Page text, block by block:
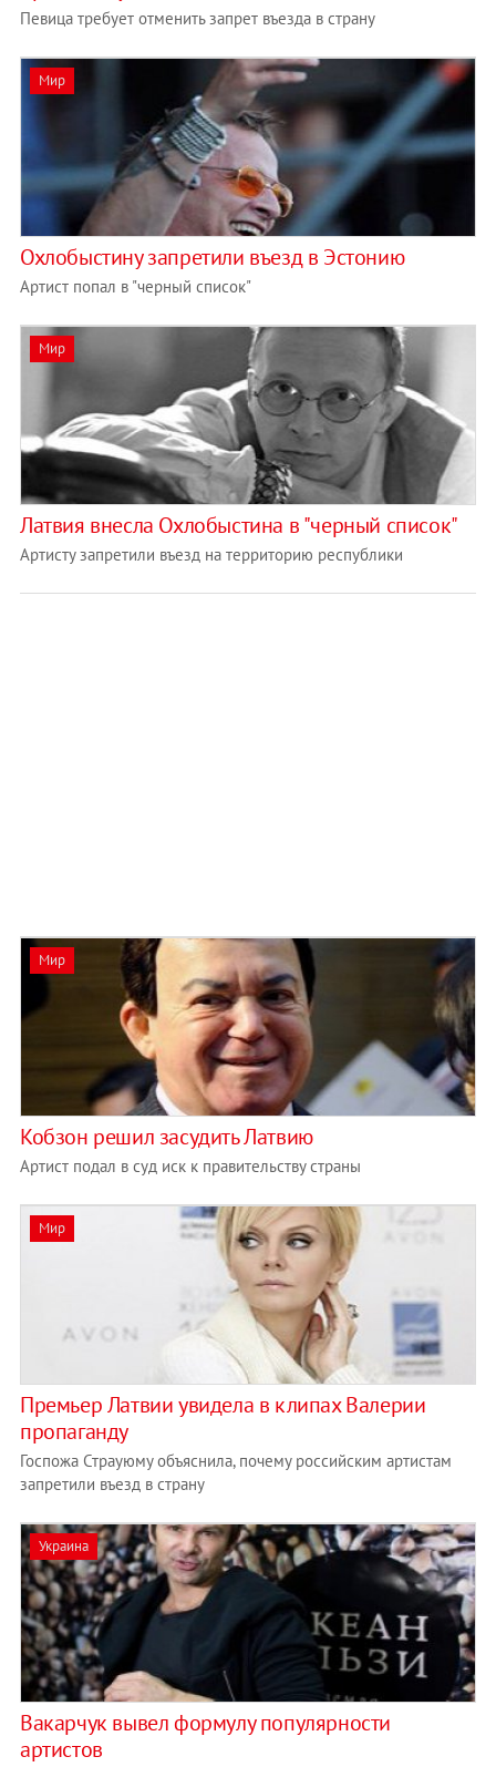
Певица требует отменить запрет въезда в страну
Мир
Охлобыстину запретили въезд в Эстонию
Артист попал в "черный список"
Мир
Латвия внесла Охлобыстина в "черный список"
Артисту запретили въезд на территорию республики
Мир
Кобзон решил засудить Латвию
Артист подал в суд иск к правительству страны
Мир
Премьер Латвии увидела в клипах Валерии
пропаганду
Госпожа Страуюму объяснила, почему российским артистам
запретили въезд в страну
Украина
Вакарчук вывел формулу популярности
артистов